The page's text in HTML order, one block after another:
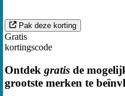
Pak deze korting
Gratis
kortingscode
Ontdek gratis de
grootste merken te